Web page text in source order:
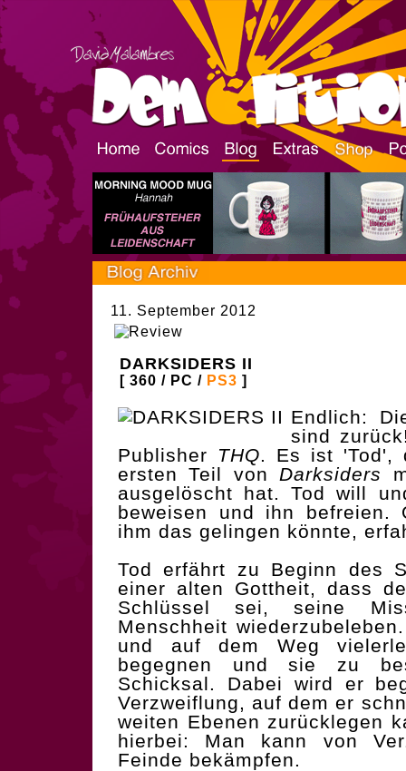
11. September 2012
DARKSIDERS II
[ 360 / PC / PS3 ]
Endlich:
sind
Publisher THQ. Es ist 'Tod',
ersten Teil von Darksiders
ausgelöscht hat. Tod will
beweisen und ihn befreien.
ihm das gelingen könnte,
Tod erfährt zu Beginn des
einer alten Gottheit, dass
Schlüssel sei, seine
Menschheit
und auf dem Weg
begegnen und sie zu
Schicksal. Dabei wird er
Verzweiflung, auf dem er
weiten Ebenen zurücklegen
hierbei: Man kann von
Feinde bekämpfen.